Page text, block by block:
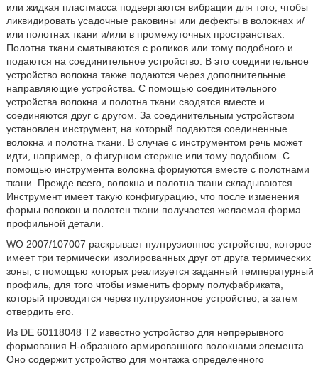
или жидкая пластмасса подвергаются вибрации для того, чтобы
ликвидировать усадочные раковины или дефекты в волокнах и/
или полотнах ткани и/или в промежуточных пространствах.
Полотна ткани сматываются с роликов или тому подобного и
подаются на соединительное устройство. В это соединительное
устройство волокна также подаются через дополнительные
направляющие устройства. С помощью соединительного
устройства волокна и полотна ткани сводятся вместе и
соединяются друг с другом. За соединительным устройством
установлен инструмент, на который подаются соединенные
волокна и полотна ткани. В случае с инструментом речь может
идти, например, о фигурном стержне или тому подобном. С
помощью инструмента волокна формуются вместе с полотнами
ткани. Прежде всего, волокна и полотна ткани складываются.
Инструмент имеет такую конфигурацию, что после изменения
формы волокон и полотен ткани получается желаемая форма
профильной детали.
WO 2007/107007 раскрывает пултрузионное устройство, которое
имеет три термически изолированных друг от друга термических
зоны, с помощью которых реализуется заданный температурный
профиль, для того чтобы изменить форму полуфабриката,
который проводится через пултрузионное устройство, а затем
отвердить его.
Из DE 60118048 Т2 известно устройство для непрерывного
формования Н-образного армированного волокнами элемента.
Оно содержит устройство для монтажа определенного